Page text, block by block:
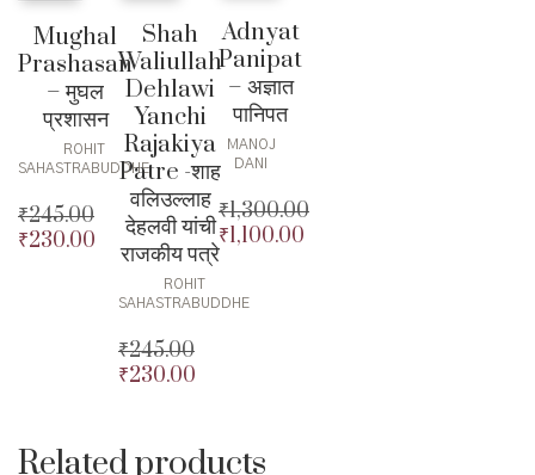
Mughal
Prashasan
– मुघल
प्रशासन
ROHIT
SAHASTRABUDDHE
₹245.00
Original
₹230.00
Shah
Waliullah
Dehlawi
Yanchi
Rajakiya
Patre -शाह
वलिउल्लाह
देहलवी यांची
राजकीय पत्रे
ROHIT
SAHASTRABUDDHE
₹245.00
Original
₹245.00.
₹230.00
Adnyat
Panipat
– अज्ञात
पानिपत
MANOJ
DANI
₹1,300.00
Original
price
₹1,300.00.
₹1,100.00
Related products